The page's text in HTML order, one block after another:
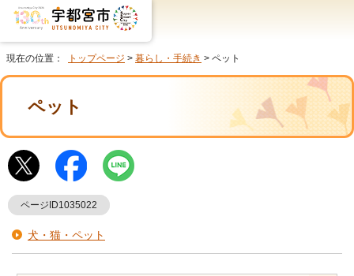
現在の位置： トップページ > 暮らし・手続き > ペット
ペット
ページID1035022
犬・猫・ペット